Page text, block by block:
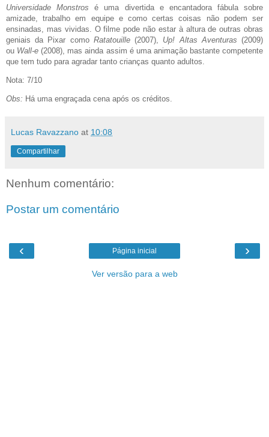
Universidade Monstros é uma divertida e encantadora fábula sobre
amizade, trabalho em equipe e como certas coisas não podem ser
ensinadas, mas vividas. O filme pode não estar à altura de outras obras
geniais da Pixar como Ratatouille(2007), Up! Altas Aventuras(2009)
ou Wall-e(2008), mas ainda assim é uma animação bastante competente
que tem tudo para agradar tanto crianças quanto adultos.
Nota: 7/10
Obs: Há uma engraçada cena após os créditos.
Lucas Ravazzano at 10:08
Compartilhar
Nenhum comentário:
Postar um comentário
‹ ›
Página inicial
Ver versão para a web